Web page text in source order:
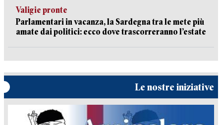
Valigie pronte
Parlamentari in vacanza, la Sardegna tra le mete più
amate dai politici: ecco dove trascorreranno l’estate
Le nostre iniziative